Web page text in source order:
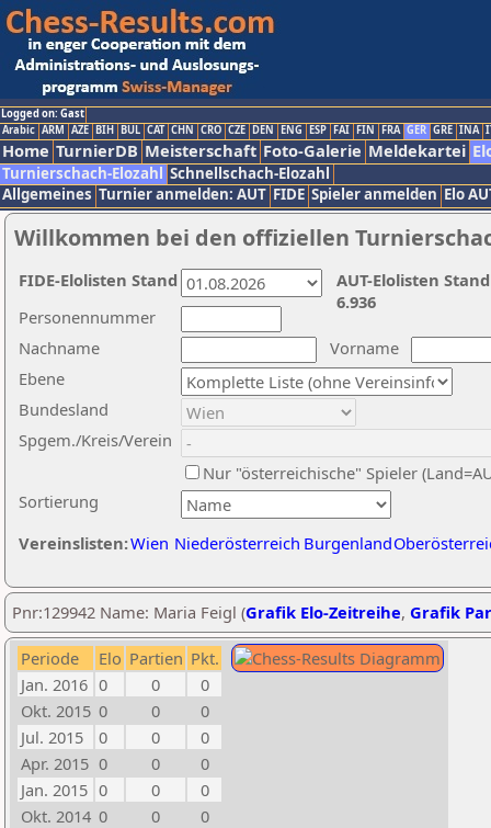
Logged on: Gast
Arabic ARM AZE BIH BUL CAT CHN CRO CZE DEN ENG ESP FAI FIN FRA GER GRE INA
Home TurnierDB Meisterschaft Foto-Galerie Meldekartei
Turnierschach-Elozahl Schnellschach-Elozahl
Allgemeines Turnier anmelden: AUT FIDE Spieler anmelden Elo
Willkommen bei den offiziellen
Nachname
Vorname
Ebene
Sortierung
Personennummer
Bundesland
Spgem./Kreis/Verein
Nur "österreichische" Spieler
Vereinslisten:Wien Niederösterreich Burgenland
AUT-Elolisten
6.936
FIDE-Elolisten Stand
Pnr:129942 Name: Maria Feigl (Grafik Elo-Zeitreihe, Grafik
Periode Elo Partien Pkt.
Jan. 2016 0 0
0
Okt. 2015 0 0
0
Jul. 2015
0 0
0
Apr. 2015 0 0
0
Jan. 2015 0 0
0
Okt. 2014 0 0
0